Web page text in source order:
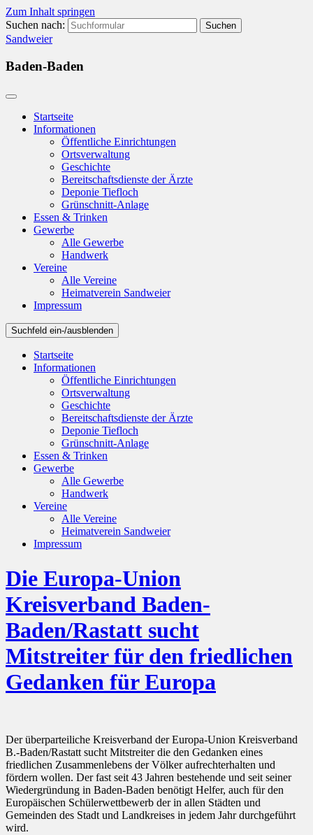
Zum Inhalt springen
Suchen nach:
Sandweier
Baden-Baden
Startseite
Informationen
Öffentliche Einrichtungen
Ortsverwaltung
Geschichte
Bereitschaftsdienste der Ärzte
Deponie Tiefloch
Grünschnitt-Anlage
Essen & Trinken
Gewerbe
Alle Gewerbe
Handwerk
Vereine
Alle Vereine
Heimatverein Sandweier
Impressum
Suchfeld ein-/ausblenden
Startseite
Informationen
Öffentliche Einrichtungen
Ortsverwaltung
Geschichte
Bereitschaftsdienste der Ärzte
Deponie Tiefloch
Grünschnitt-Anlage
Essen & Trinken
Gewerbe
Alle Gewerbe
Handwerk
Vereine
Alle Vereine
Heimatverein Sandweier
Impressum
Die Europa-Union
Kreisverband Baden-
Baden/Rastatt sucht
Mitstreiter für den friedlichen
Gedanken für Europa
Der überparteiliche Kreisverband der Europa-Union Kreisverband
B.-Baden/Rastatt sucht Mitstreiter die den Gedanken eines
friedlichen Zusammenlebens der Völker aufrechterhalten und
fördern wollen. Der fast seit 43 Jahren bestehende und seit seiner
Wiedergründung in Baden-Baden benötigt Helfer, auch für den
Europäischen Schülerwettbewerb der in allen Städten und
Gemeinden des Stadt und Landkreises in jedem Jahr durchgeführt
wird.